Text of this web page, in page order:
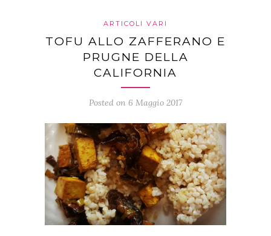
ARTICOLI VARI
TOFU ALLO ZAFFERANO E
PRUGNE DELLA
CALIFORNIA
Posted on 6 Maggio 2017